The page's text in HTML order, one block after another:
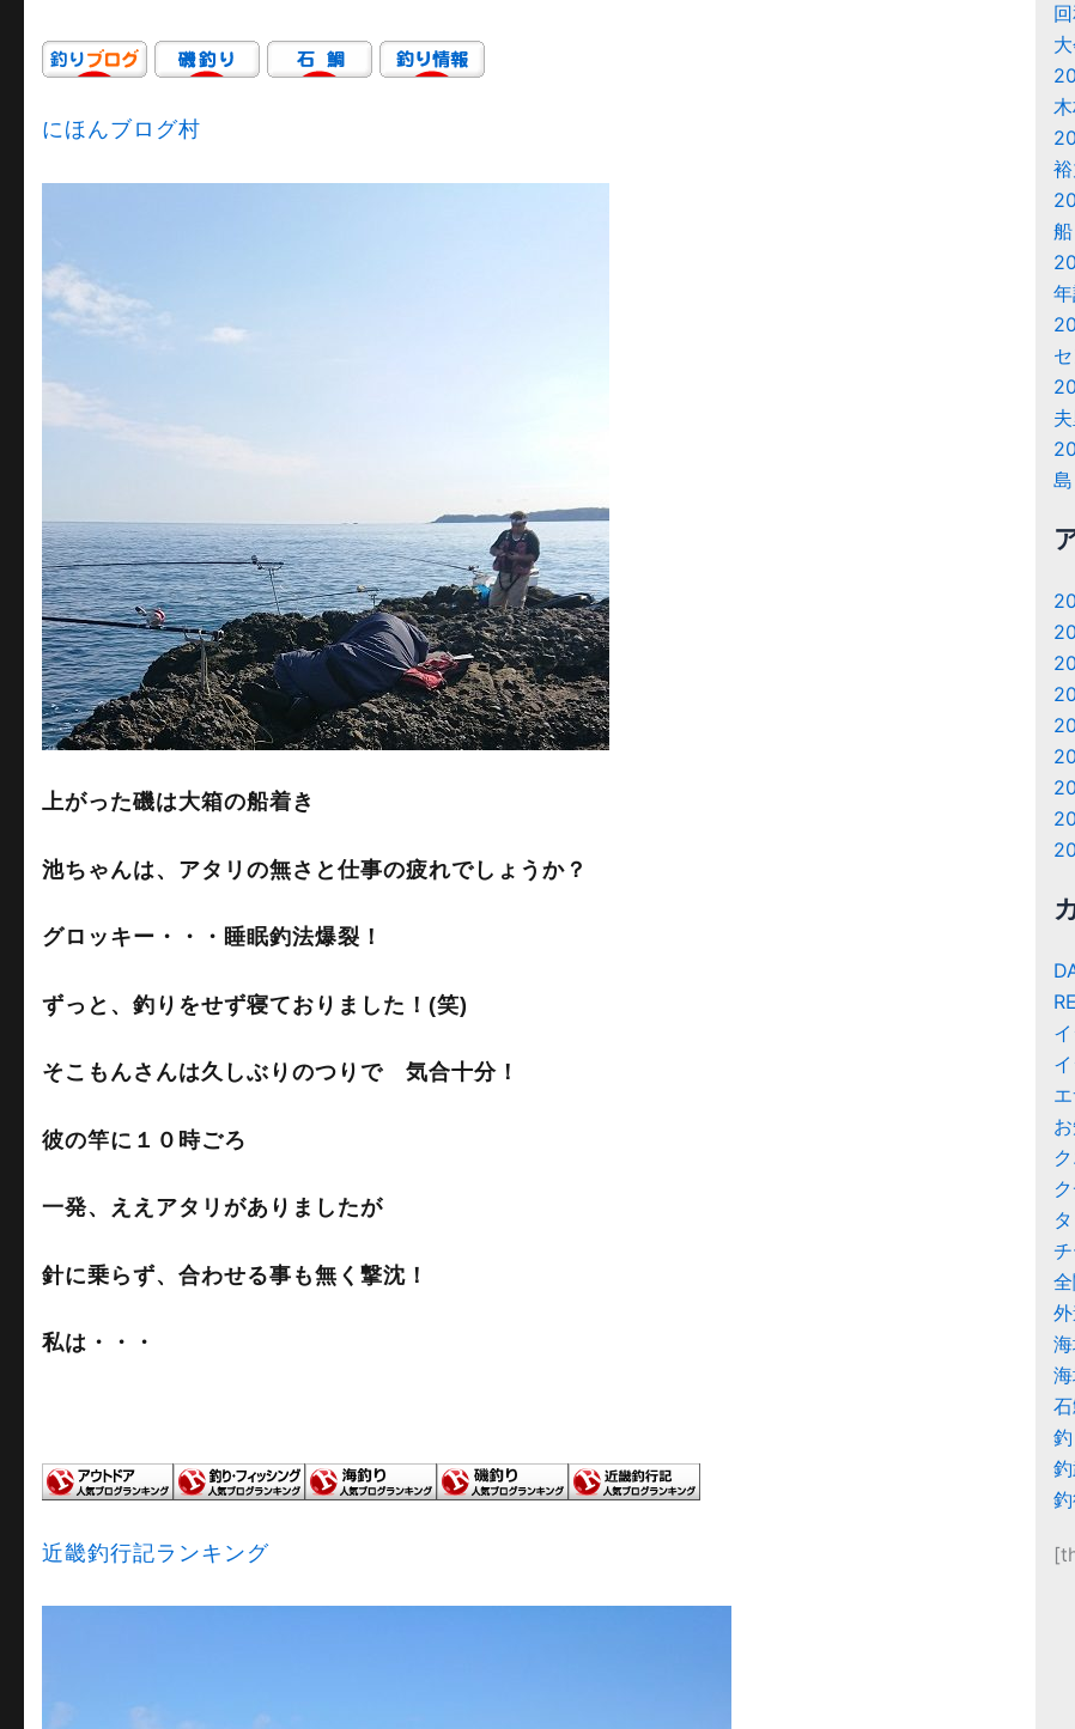
にほんブログ村
上がった磯は大箱の船着き
池ちゃんは、アタリの無さと仕事の疲れでしょうか？
グロッキー・・・睡眠釣法爆裂！
ずっと、釣りをせず寝ておりました！(笑)
そこもんさんは久しぶりのつりで 気合十分！
彼の竿に１０時ごろ
一発、ええアタリがありましたが
針に乗らず、合わせる事も無く撃沈！
私は・・・
近畿釣行記ランキング
船